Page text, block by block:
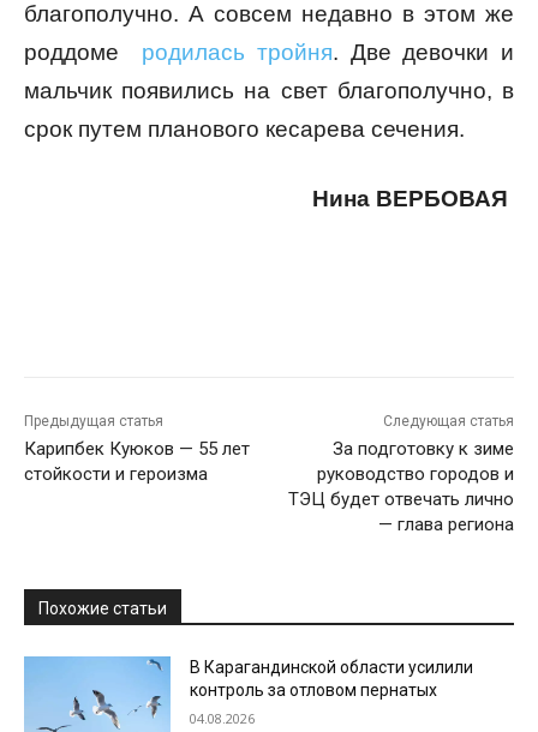
благополучно. А совсем недавно в этом же
роддоме родилась тройня. Две девочки и
мальчик появились на свет благополучно, в
срок путем планового кесарева сечения.
Нина ВЕРБОВАЯ
Предыдущая статья
Карипбек Куюков — 55 лет
стойкости и героизма
Следующая статья
За подготовку к зиме
руководство городов и
ТЭЦ будет отвечать лично
— глава региона
Похожие статьи
В Карагандинской области усилили
контроль за отловом пернатых
04.08.2026